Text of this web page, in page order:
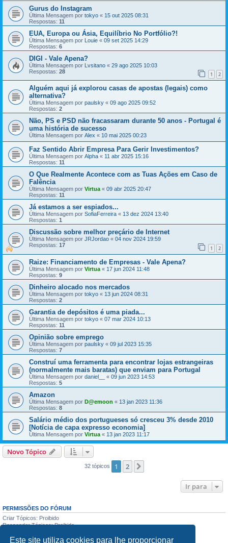
Este site utiliza cookies para lhe proporcionar
Gurus do Instagram
Última Mensagem por tokyo « 15 out 2025 08:31
Respostas: 11
EUA, Europa ou Ásia, Equilíbrio No Portfólio?!
Última Mensagem por Louie « 09 set 2025 14:29
Respostas: 6
DIGI - Vale Apena?
Última Mensagem por Lvsitano « 29 ago 2025 10:03
Respostas: 28 1 2
Alguém aqui já explorou casas de apostas (legais) como
alternativa?
Última Mensagem por paulsky « 09 ago 2025 09:52
Respostas: 2
Não, PS e PSD não fracassaram durante 50 anos - Portugal é
uma história de sucesso
Última Mensagem por Alex « 10 mai 2025 00:23
Faz Sentido Abrir Empresa Para Gerir Investimentos?
Última Mensagem por Alpha « 11 abr 2025 15:16
Respostas: 11
O Que Realmente Acontece com as Tuas Ações em Caso de
Falência
Última Mensagem por Virtua « 09 abr 2025 20:47
Respostas: 11
Já estamos a ser espiados...
Última Mensagem por SofiaFerreira « 13 dez 2024 13:40
Respostas: 1
Discussão sobre melhor preçário de Internet
Última Mensagem por JRJordao « 04 nov 2024 19:59
Respostas: 17 1 2
Raize: Financiamento de Empresas - Vale Apena?
Última Mensagem por Virtua « 17 jun 2024 11:48
Respostas: 9
Dinheiro alocado nos mercados
Última Mensagem por tokyo « 13 jun 2024 08:31
Respostas: 2
Garantia de depósitos é uma piada...
Última Mensagem por tokyo « 07 mar 2024 10:13
Respostas: 11
Opinião sobre emprego
Última Mensagem por paulsky « 09 jul 2023 15:35
Respostas: 7
Construí uma ferramenta para encontrar lojas estrangeiras
(normalmente mais baratas) que enviam para Portugal
Última Mensagem por daniel__ « 09 jun 2023 14:53
Respostas: 5
Amazon
Última Mensagem por D@emoon « 13 jan 2023 11:36
Respostas: 8
Salário médio dos portugueses só cresceu 3% desde 2010
[Notícia de capa expresso economia]
Última Mensagem por Virtua « 13 jan 2023 11:17
Novo Tópico
32 tópicos 1 2
Ir para
PERMISSÕES DO FÓRUM
Criar Tópicos: Proibido
Responder Tópicos: Proibido
Apagar Mensagens: Proibido